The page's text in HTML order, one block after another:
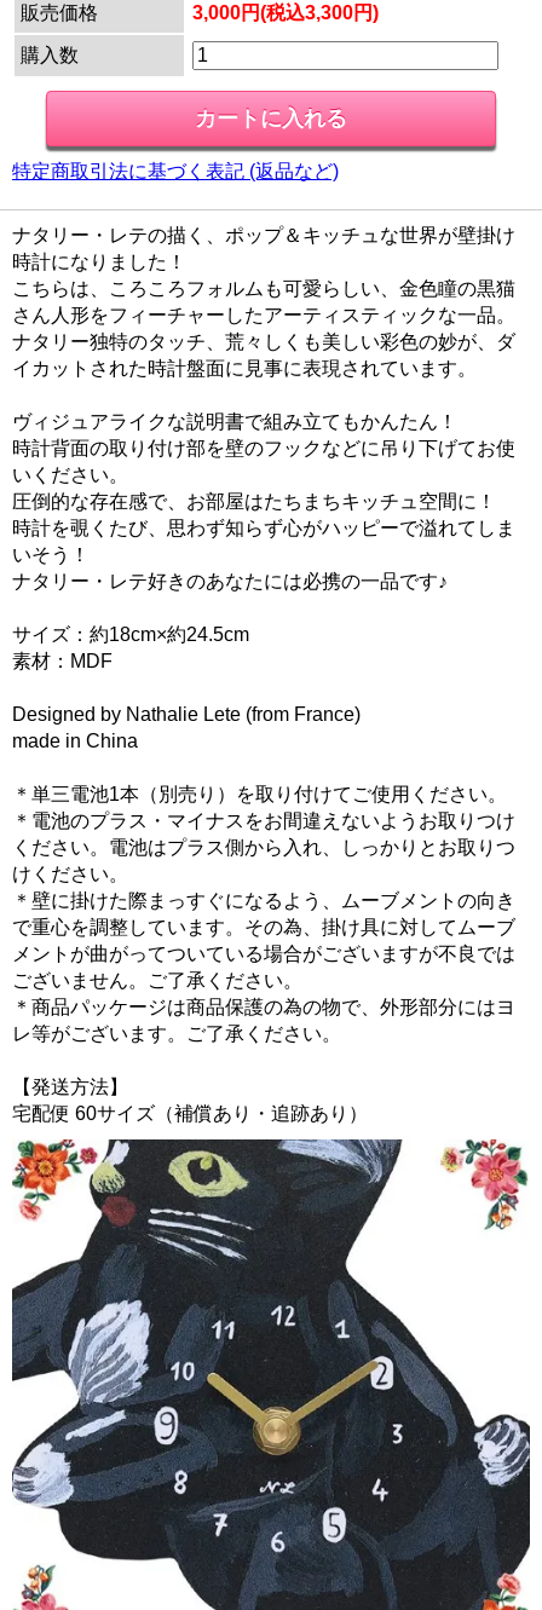
販売価格
3,000円(税込3,300円)
購入数
特定商取引法に基づく表記 (返品など)
ナタリー・レテの描く、ポップ＆キッチュな世界が壁掛け
時計になりました！
こちらは、ころころフォルムも可愛らしい、金色瞳の黒猫
さん人形をフィーチャーしたアーティスティックな一品。
ナタリー独特のタッチ、荒々しくも美しい彩色の妙が、ダ
イカットされた時計盤面に見事に表現されています。
ヴィジュアライクな説明書で組み立てもかんたん！
時計背面の取り付け部を壁のフックなどに吊り下げてお使
いください。
圧倒的な存在感で、お部屋はたちまちキッチュ空間に！
時計を覗くたび、思わず知らず心がハッピーで溢れてしま
いそう！
ナタリー・レテ好きのあなたには必携の一品です♪
サイズ：約18cm×約24.5cm
素材：MDF
Designed by Nathalie Lete (from France)
made in China
＊単三電池1本（別売り）を取り付けてご使用ください。
＊電池のプラス・マイナスをお間違えないようお取りつけ
ください。電池はプラス側から入れ、しっかりとお取りつ
けください。
＊壁に掛けた際まっすぐになるよう、ムーブメントの向き
で重心を調整しています。その為、掛け具に対してムーブ
メントが曲がってついている場合がございますが不良では
ございません。ご了承ください。
＊商品パッケージは商品保護の為の物で、外形部分にはヨ
レ等がございます。ご了承ください。
【発送方法】
宅配便 60サイズ（補償あり・追跡あり）